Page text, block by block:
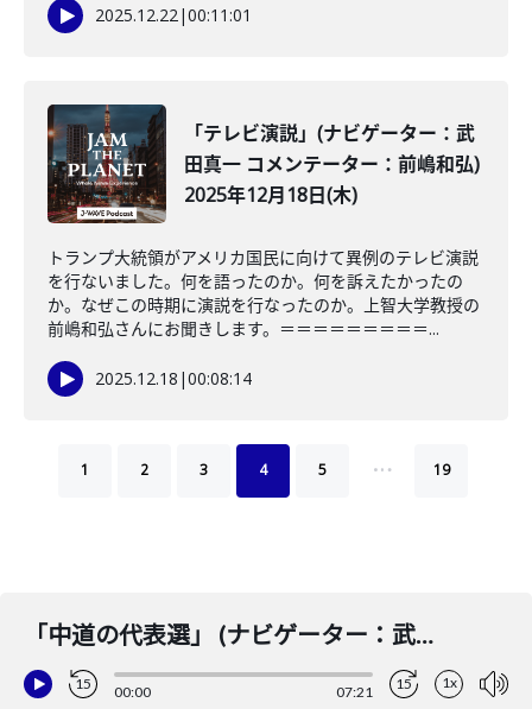
2025.12.22|00:11:01
「テレビ演説」(ナビゲーター：武
田真一 コメンテーター：前嶋和弘)
2025年12月18日(木)
トランプ大統領がアメリカ国民に向けて異例のテレビ演説
を行ないました。何を語ったのか。何を訴えたかったの
か。なぜこの時期に演説を行なったのか。上智大学教授の
前嶋和弘さんにお聞きします。＝＝＝＝＝＝＝＝＝...
2025.12.18 |00:08:14
1 2 3 4 5 … 19
「中道の代表選」 (ナビゲーター：武田真一 コメンテーター：安積明子) 2026年2月12日(木)
15 00:00 07:21 15 1x